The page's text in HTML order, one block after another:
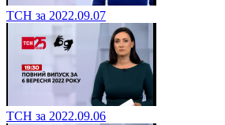
ТСН за 2022.09.07
ТСН за 2022.09.06